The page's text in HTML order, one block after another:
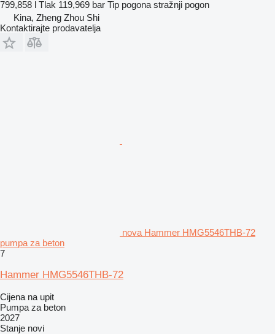
799,858 l Tlak 119,969 bar Tip pogona stražnji pogon
Kina, Zheng Zhou Shi
Kontaktirajte prodavatelja
nova Hammer HMG5546THB-72
pumpa za beton
7
Hammer HMG5546THB-72
Cijena na upit
Pumpa za beton
2027
Stanje novi